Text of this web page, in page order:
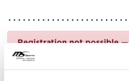
Registration not possible—
found